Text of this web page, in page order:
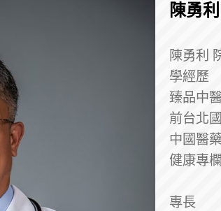
陳勇
陳勇利
學經歷
臻品中
前台北
中國醫
健康專
專長